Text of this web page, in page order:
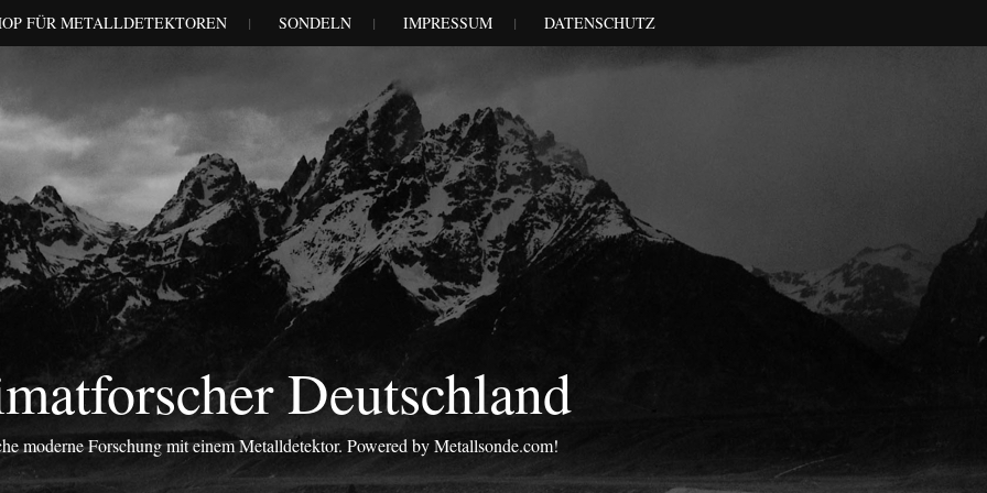
FÜR METALLDETEKTOREN SONDELN IMPRESSUM DATENSCHUTZ
Deutschland
moderne Forschung mit einem Metalldetektor. Powered by Metallsonde.com!